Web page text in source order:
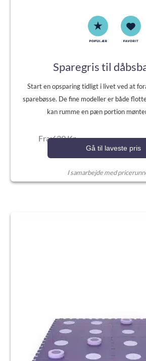
Sparegris til
Start en opsparing tidligt i livet ved at
sparebøsse. De fine modeller er både
kan rumme en pæn portion
Fra:639 Kr.
Gå til laveste pris
I samarbejde med